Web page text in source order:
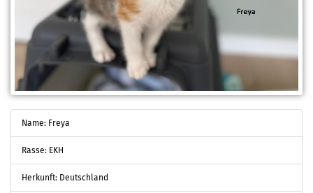
Name: Freya
Rasse: EKH
Herkunft: Deutschland